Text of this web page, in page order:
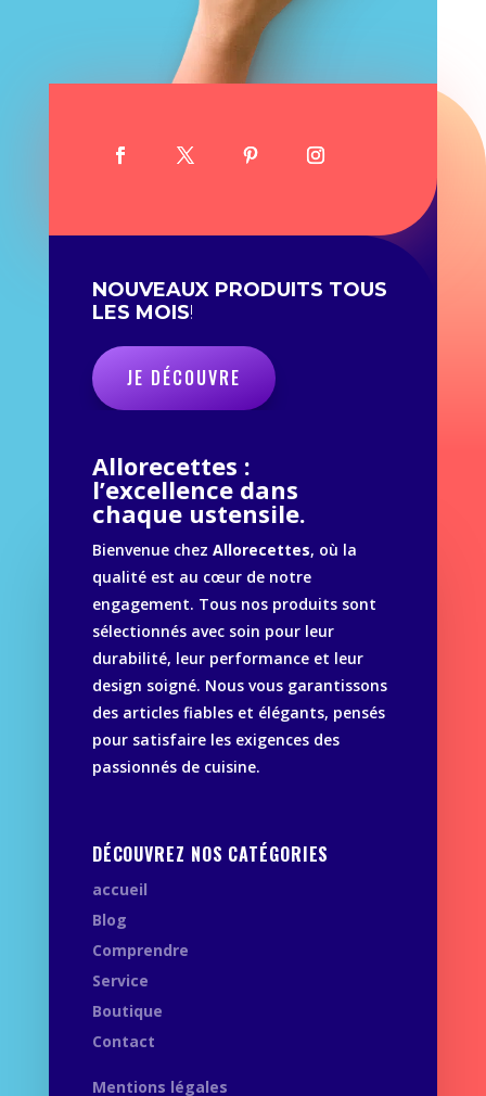
NOUVEAUX PRODUITS TOUS
LES MOIS!
JE DÉCOUVRE
Allorecettes :
l’excellence dans
chaque ustensile.
Bienvenue chez Allorecettes, où la
qualité est au cœur de notre
engagement. Tous nos produits sont
sélectionnés avec soin pour leur
durabilité, leur performance et leur
design soigné. Nous vous garantissons
des articles fiables et élégants, pensés
pour satisfaire les exigences des
passionnés de cuisine.
DÉCOUVREZ NOS CATÉGORIES
accueil
Blog
Comprendre
Service
Boutique
Contact
Mentions légales